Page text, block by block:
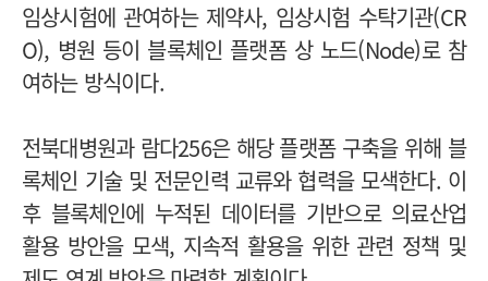
임상시험에 관여하는 제약사, 임상시험 수탁기관(CR
O), 병원 등이 블록체인 플랫폼 상 노드(Node)로 참
여하는 방식이다.
전북대병원과 람다256은 해당 플랫폼 구축을 위해 블
록체인 기술 및 전문인력 교류와 협력을 모색한다. 이
후 블록체인에 누적된 데이터를 기반으로 의료산업
활용 방안을 모색, 지속적 활용을 위한 관련 정책 및